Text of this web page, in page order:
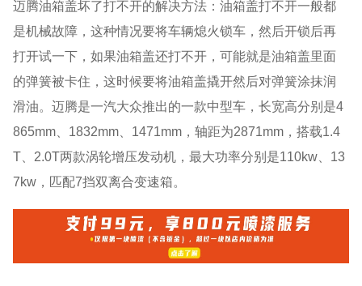
迈腾油箱盖坏了打不开的解决方法：油箱盖打不开一般都
是机械故障，这种情况要将车辆熄火锁车，然后开锁后再
打开试一下，如果油箱盖还打不开，可能就是油箱盖里面
的弹簧被卡住，这时候要将油箱盖撬开然后对弹簧涂抹润
滑油。迈腾是一汽大众推出的一款中型车，长宽高分别是4
865mm、1832mm、1471mm，轴距为2871mm，搭载1.4
T、2.0T两款涡轮增压发动机，最大功率分别是110kw、13
7kw，匹配7挡双离合变速箱。